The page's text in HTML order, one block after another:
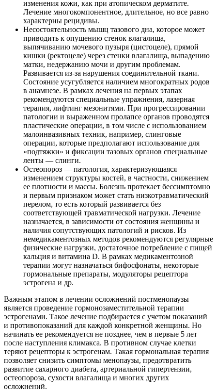
изменения кожи, как при атопическом дерматите.
Лечение многокомпонентное, длительное, но все равно
характерны рецидивы.
Несостоятельность мышц тазового дна, которое может
приводить к опущению стенок влагалища,
выпячиванию мочевого пузыря (цистоцеле), прямой
кишки (ректоцеле) через стенки влагалища, выпадению
матки, недержанию мочи и другим проблемам.
Развивается из-за нарушения соединительной ткани.
Состояние усугубляется наличием многократных родов
в анамнезе. В рамках лечения на первых этапах
рекомендуются специальные упражнения, лазерная
терапия, лифтинг мезонитями. При прогрессировании
патологии и выраженном пролапсе органов проводятся
пластические операции, в том числе с использованием
малоинвазивных техник, например, слинговые
операции, которые предполагают использование для
«подтяжки» и фиксации тазовых органов специальные
ленты — слинги.
Остеопороз — патология, характеризующаяся
изменением структуры костей, в частности, снижением
ее плотности и массы. Болезнь протекает бессимптомно
и первым признаком может стать низкотравматический
перелом, то есть который развивается без
соответствующей травматической нагрузки. Лечение
назначается, в зависимости от состояния женщины и
наличия сопутствующих патологий и рисков. Из
немедикаментозных методов рекомендуются регулярные
физические нагрузки, достаточное потребление с пищей
кальция и витамина D. В рамках медикаментозной
терапии могут назначаться бифосфонаты, некоторые
гормональные препараты, модуляторы рецептора
эстрогена и др.
Важным этапом в лечении осложнений постменопаузы
является проведение гормонозаместительной терапии
эстрогенами. Такое лечение подбирается с учетом показаний
и противопоказаний для каждой конкретной женщины. Но
начинать ее рекомендуется не позднее, чем в первые 5 лет
после наступления климакса. В противном случае клетки
теряют рецепторы к эстрогенам. Такая гормональная терапия
позволяет снизить симптомы менопаузы, предотвратить
развитие сахарного диабета, артериальной гипертензии,
остеопороза, сухости влагалища и многих других
осложнений.